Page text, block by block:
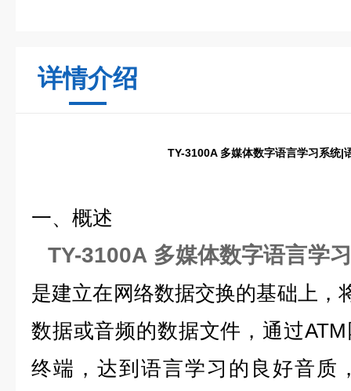
详情介绍
TY-3100A 多媒体数字语言学习系统|
一、概述
TY-3100A 多媒体数字语言学
是建立在网络数据交换的基础上，
数据或音频的数据文件，通过
终端，达到语言学习的良好音质